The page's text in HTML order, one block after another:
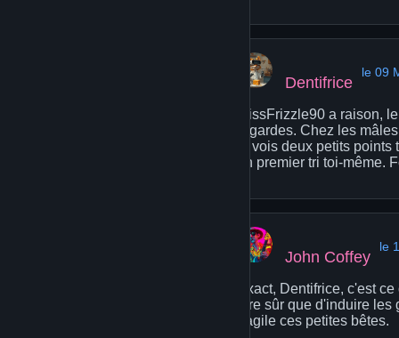
Dentifrice
le 09
MissFrizzle90 a raison,
regardes. Chez les
tu vois deux petits
un premier tri toi-même.
John Coffey
le
Exact, Dentifrice, c'est
être sûr que d'induire
fragile ces petites bêtes.